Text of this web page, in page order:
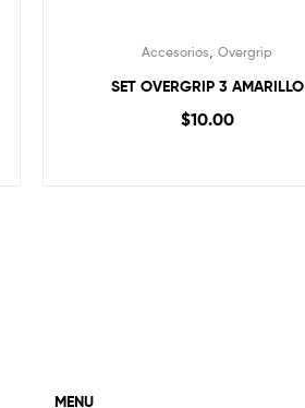
Accesorios ,Overgrip
SET OVERGRIP 3 AMARILLO
$10.00
MENU